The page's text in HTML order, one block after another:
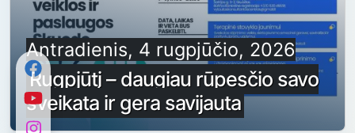
Antradienis, 4 rugpjūčio, 2026
Rugpjūtį – daugiau rūpesčio savo
sveikata ir gera savijauta